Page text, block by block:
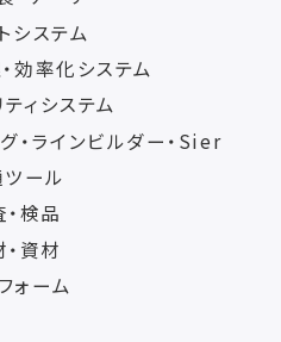
システム
効率化システム
ィシステム
・ラインビルダー・Sier
ール
検品
資材
ォーム